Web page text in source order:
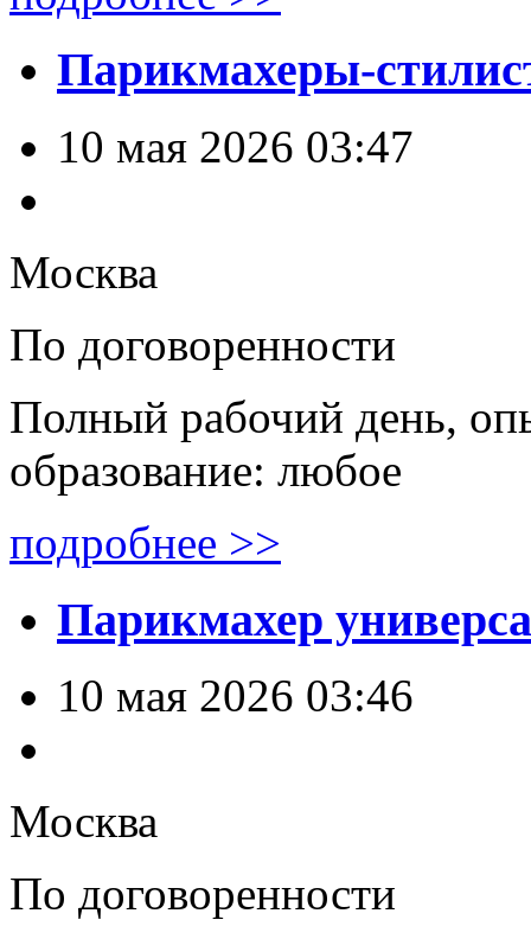
Парикмахеры-
10 мая 2026 03:47
Москва
По договоренности
Полный рабочий день,
образование: любое
подробнее >>
Парикмахер
10 мая 2026 03:46
Москва
По договоренности